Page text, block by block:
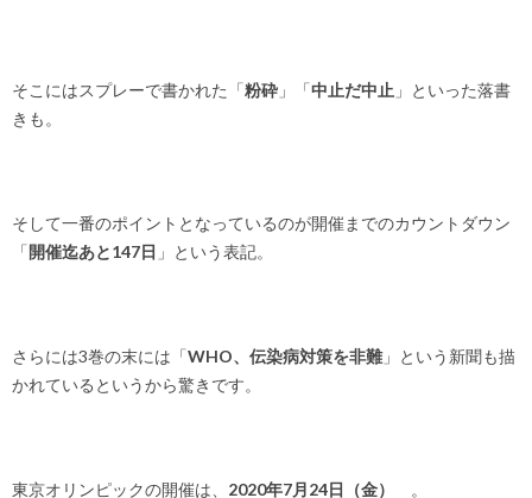
そこにはスプレーで書かれた「粉砕 」「中止だ中止 」といった落書
きも。
そして一番のポイントとなっているのが開催までのカウントダウン
「開催迄あと147日 」という表記。
さらには3巻の末には「WHO、伝染病対策を非難」という新聞も描
かれているというから驚きです。
東京オリンピックの開催は、 2020年7月24日（金） 。